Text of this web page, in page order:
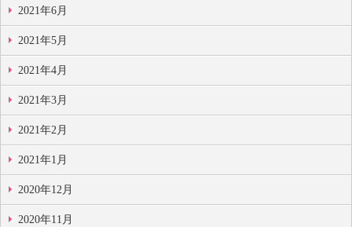
2021年6月
2021年5月
2021年4月
2021年3月
2021年2月
2021年1月
2020年12月
2020年11月